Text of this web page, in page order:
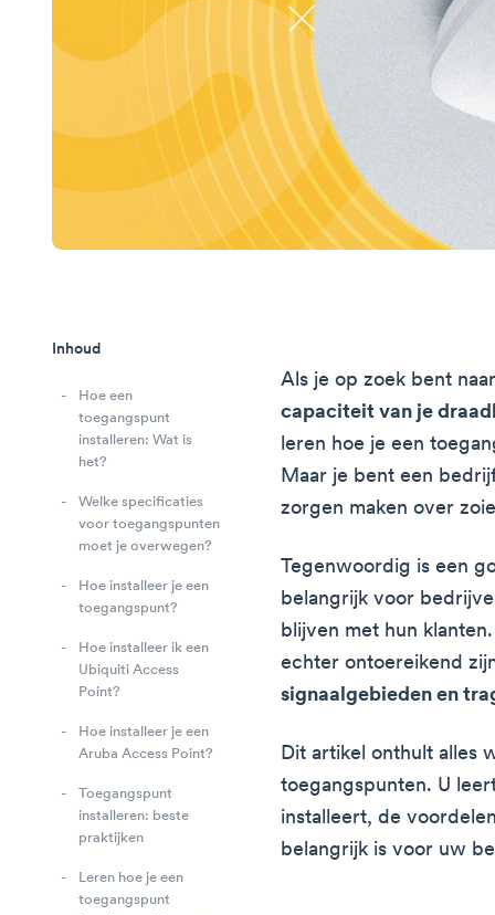
Inhoud
Hoe een
toegangspunt
installeren: Wat is
het?
Welke specificaties
voor toegangspunten
moet je overwegen?
Hoe installeer je een
toegangspunt?
Hoe installeer ik een
Ubiquiti Access
Point?
Hoe installeer je een
Aruba Access Point?
Toegangspunt
installeren: beste
praktijken
Leren hoe je een
toegangspunt
Als je op zoek bent
capaciteit van je
leren hoe je een
Maar je bent een
zorgen maken over
Tegenwoordig is een
belangrijk voor
blijven met hun
echter ontoereikend
signaalgebieden en
Dit artikel onthult alles
toegangspunten. U
installeert, de
belangrijk is voor uw